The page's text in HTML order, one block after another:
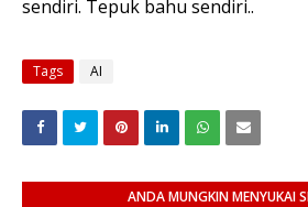
sendiri. Tepuk bahu sendiri..
Tags AI
ANDA MUNGKIN MENYUKAI